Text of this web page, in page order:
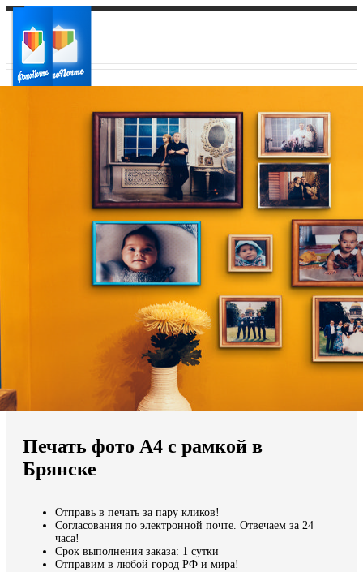
Ваш регион доставки
Выберите из списка:
Мы доставляем по всему миру
Продолжить без города
Печать фото А4 с рамкой в
Брянске
Отправь в печать за пару кликов!
Согласования по электронной почте. Отвечаем за 24
часа!
Срок выполнения заказа: 1 сутки
Отправим в любой город РФ и мира!